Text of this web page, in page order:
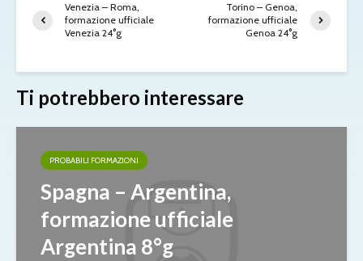
Venezia – Roma,
formazione ufficiale
Venezia 24°g
Torino – Genoa,
formazione ufficiale
Genoa 24°g
Ti potrebbero interessare
PROBABILI FORMAZIONI
Spagna – Argentina,
formazione ufficiale
Argentina 8°g